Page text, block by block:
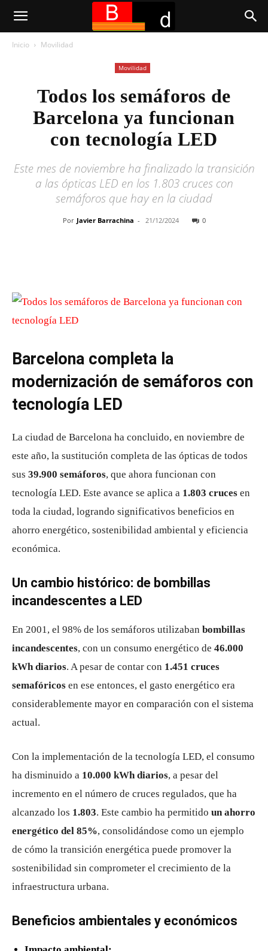
Inicio Movilidad
Movilidad
Todos los semáforos de
Barcelona ya funcionan
con tecnología LED
Este mes de noviembre ha finalizado la transición
a las ópticas LED en los 1.803 cruces con
semáforos que hay en la ciudad
Por Javier Barrachina - 21/12/2024 0
Barcelona completa la
modernización de semáforos con
tecnología LED
La ciudad de Barcelona ha concluido, en noviembre de
este año, la sustitución completa de las ópticas de todos
sus 39.900 semáforos, que ahora funcionan con
tecnología LED. Este avance se aplica a 1.803 cruces en
toda la ciudad, logrando significativos beneficios en
ahorro energético, sostenibilidad ambiental y eficiencia
económica.
Un cambio histórico: de bombillas
incandescentes a LED
En 2001, el 98% de los semáforos utilizaban bombillas
incandescentes, con un consumo energético de 46.000
kWh diarios. A pesar de contar con 1.451 cruces
semafóricos en ese entonces, el gasto energético era
considerablemente mayor en comparación con el sistema
actual.
Con la implementación de la tecnología LED, el consumo
ha disminuido a 10.000 kWh diarios, a pesar del
incremento en el número de cruces regulados, que ha
alcanzado los 1.803. Este cambio ha permitido un ahorro
energético del 85%, consolidándose como un ejemplo
de cómo la transición energética puede promover la
sostenibilidad sin comprometer el crecimiento de la
infraestructura urbana.
Beneficios ambientales y económicos